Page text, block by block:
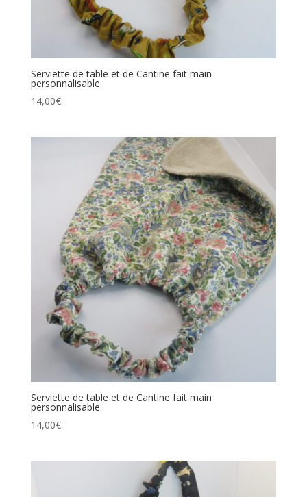
Serviette de table et de Cantine fait main
personnalisable
14,00€
Serviette de table et de Cantine fait main
personnalisable
14,00€